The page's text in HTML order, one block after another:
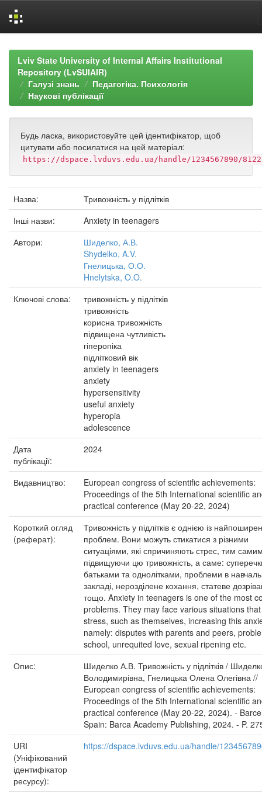
navigationLviv State University of Internal Affairs Institutional
Repository (LvSUIAIR)
Галузі знань
Педагогіка. Психологія
Наукові публікації
Будь ласка, використовуйте цей ідентифікатор, щоб
цитувати або посилатися на цей матеріал:
https://dspace.lvduvs.edu.ua/handle/1234567890/8122
Назва:
Тривожність у підлітків
Інші назви:
Anxiety in teenagers
Автори:
Шиделко, А.В.
Shydelko, A.V.
Гнелицька, О.О.
Hnelytska, O.O.
Ключові слова:
тривожність у підлітків
тривожність
корисна тривожність
підвищена чутливість
гіперопіка
підлітковий вік
anxiety in teenagers
anxiety
hypersensitivity
useful anxiety
hyperopia
аdolescence
Дата
публікації:
2024
Видавництво:
European congress of scientific achievements:
Proceedings of the 5th International scientific
practical conference (May 20-22, 2024)
Короткий огляд
(реферат):
Тривожність у підлітків є однією із
проблем. Вони можуть стикатися з різними
ситуаціями, які спричиняють стрес, тим
підвищуючи цю тривожність, а саме:
батьками та однолітками, проблеми в
закладі, нерозділене кохання, статеве
тощо. Anxiety in teenagers is one of the most
problems. They may face various situations
stress, such as themselves, increasing this
namely: disputes with parents and peers,
school, unrequited love, sexual ripening etc.
Опис:
Шиделко А.В. Тривожність у підлітків /
Володимирівна, Гнелицька Олена Олегівна //
European congress of scientific achievements:
Proceedings of the 5th International scientific
practical conference (May 20-22, 2024). -
Spain: Barca Academy Publishing, 2024. - P.
URI
(Уніфікований
ідентифікатор
ресурсу):
https://dspace.lvduvs.edu.ua/handle/